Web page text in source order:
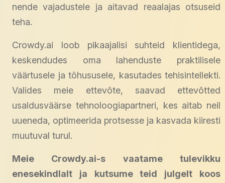
nende vajadustele ja aitavad reaalajas otsuseid
teha.
Crowdy.ai loob pikaajalisi suhteid klientidega,
keskendudes oma lahenduste praktilisele
väärtusele ja tõhususele, kasutades tehisintellekti.
Valides meie ettevõte, saavad ettevõtted
usaldusväärse tehnoloogiapartneri, kes aitab neil
uueneda, optimeerida protsesse ja kasvada kiiresti
muutuval turul.
Meie Crowdy.ai-s vaatame tulevikku
enesekindlalt ja kutsume teid julgelt koos